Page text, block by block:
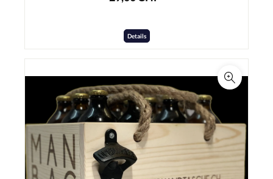
Details